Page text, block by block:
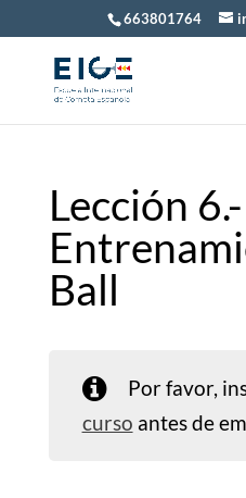
663801764
Lección 6.-
Ball
Por favor,
curso antes de